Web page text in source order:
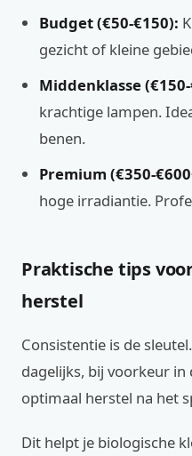
Budget (€50-€150):
gezicht of kleine
Middenklasse
krachtige lampen.
benen.
Premium (€350-
hoge irradiantie.
Praktische tips
herstel
Consistentie is de
dagelijks, bij voorkeur
optimaal herstel na het
Dit helpt je biologische